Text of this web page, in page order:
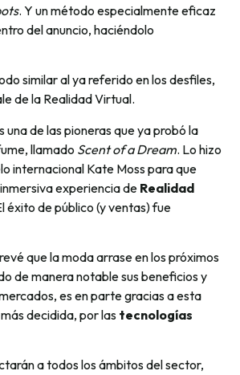
. Y un método especialmente eficaz
del anuncio, haciéndolo
similar al ya referido en los desfiles,
de la Realidad Virtual.
una de las pioneras que ya probó la
llamado Scent of a Dream. Lo hizo
internacional Kate Moss para que
experiencia de Realidad
éxito de público (y ventas) fue
que la moda arrase en los próximos
de manera notable sus beneficios y
es en parte gracias a esta
decidida, por las tecnologías
a todos los ámbitos del sector,